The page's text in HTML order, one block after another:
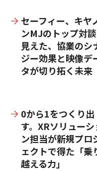
セーフィー、キヤ
ンMJのトップ対
見えた、協業のシ
ジー効果と映像デ
タが切り拓く未来
0から1をつくり出
す。XRソリューシ
ン担当が新規プロ
ェクトで得た「乗
越える力」